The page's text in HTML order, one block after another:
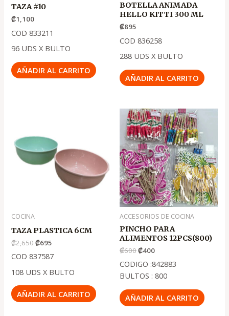
TAZA #10
₡1,100
COD 833211
96 UDS X BULTO
AÑADIR AL CARRITO
BOTELLA ANIMADA
HELLO KITTI 300 ML
₡895
COD 836258
288 UDS X BULTO
AÑADIR AL CARRITO
COCINA
TAZA PLASTICA 6CM
₡2,650
era:
.
₡2,650
₡695
es:
.
₡695
COD 837587
108 UDS X BULTO
AÑADIR AL CARRITO
ACCESORIOS DE COCINA
PINCHO PARA
ALIMENTOS 12PCS(800)
₡600
El
precio
original
era:
.
₡600
₡400
El
precio
actual
es:
.
₡400
CODIGO :842883
BULTOS : 800
AÑADIR AL CARRITO